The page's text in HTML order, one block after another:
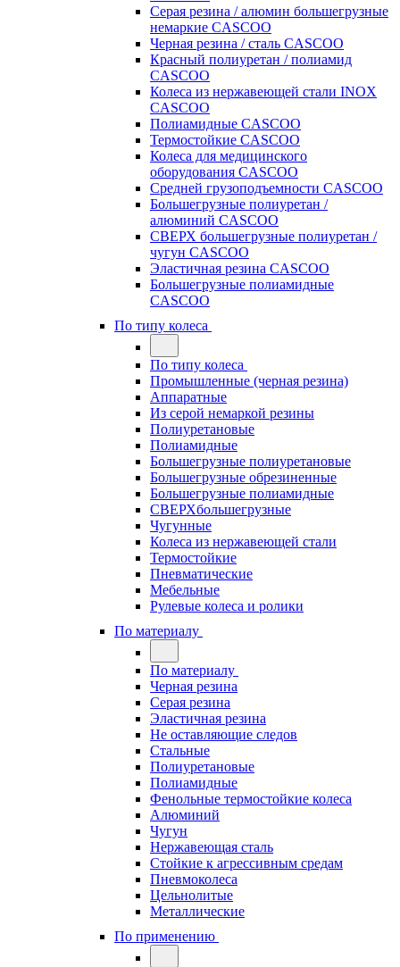
Серая резина / алюмин большегрузные
немаркие CASCOO
Черная резина / сталь CASCOO
Красный полиуретан / полиамид
CASCOO
Колеса из нержавеющей стали INOX
CASCOO
Полиамидные CASCOO
Термостойкие CASCOO
Колеса для медицинского
оборудования CASCOO
Средней грузоподъемности CASCOO
Большегрузные полиуретан /
алюминий CASCOO
СВЕРХ большегрузные полиуретан /
чугун CASCOO
Эластичная резина CASCOO
Большегрузные полиамидные
CASCOO
По типу колеса
По типу колеса
Промышленные (черная резина)
Аппаратные
Из серой немаркой резины
Полиуретановые
Полиамидные
Большегрузные полиуретановые
Большегрузные обрезиненные
Большегрузные полиамидные
СВЕРХбольшегрузные
Чугунные
Колеса из нержавеющей стали
Термостойкие
Пневматические
Мебельные
Рулевые колеса и ролики
По материалу
По материалу
Черная резина
Серая резина
Эластичная резина
Не оставляющие следов
Стальные
Полиуретановые
Полиамидные
Фенольные термостойкие колеса
Алюминий
Чугун
Нержавеющая сталь
Стойкие к агрессивным средам
Пневмоколеса
Цельнолитые
Металлические
По применению